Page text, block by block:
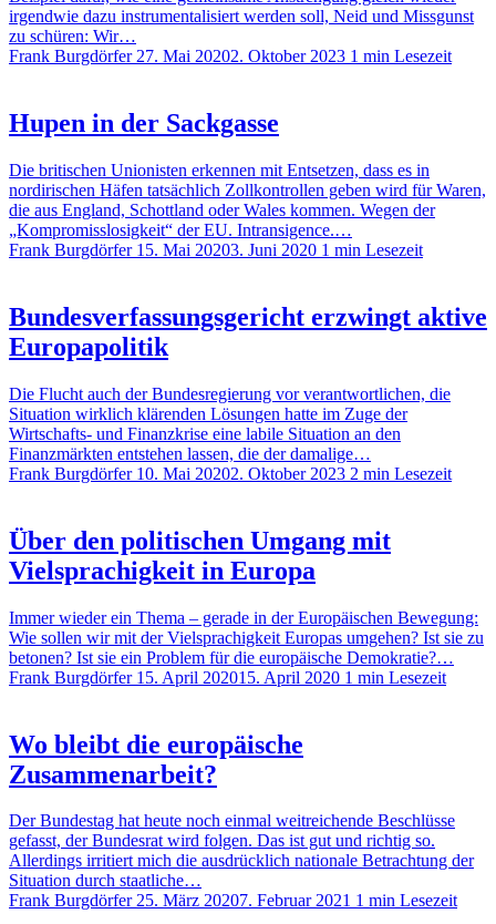
irgendwie dazu instrumentalisiert werden soll, Neid und Missgunst
zu schüren: Wir…
Frank Burgdörfer 27. Mai 20202. Oktober 2023 1 min Lesezeit
Hupen in der Sackgasse
Die britischen Unionisten erkennen mit Entsetzen, dass es in
nordirischen Häfen tatsächlich Zollkontrollen geben wird für Waren,
die aus England, Schottland oder Wales kommen. Wegen der
„Kompromisslosigkeit“ der EU. Intransigence.…
Frank Burgdörfer 15. Mai 20203. Juni 2020 1 min Lesezeit
Bundesverfassungsgericht erzwingt aktive
Europapolitik
Die Flucht auch der Bundesregierung vor verantwortlichen, die
Situation wirklich klärenden Lösungen hatte im Zuge der
Wirtschafts- und Finanzkrise eine labile Situation an den
Finanzmärkten entstehen lassen, die der damalige…
Frank Burgdörfer 10. Mai 20202. Oktober 2023 2 min Lesezeit
Über den politischen Umgang mit
Vielsprachigkeit in Europa
Immer wieder ein Thema – gerade in der Europäischen Bewegung:
Wie sollen wir mit der Vielsprachigkeit Europas umgehen? Ist sie zu
betonen? Ist sie ein Problem für die europäische Demokratie?…
Frank Burgdörfer 15. April 202015. April 2020 1 min Lesezeit
Wo bleibt die europäische
Zusammenarbeit?
Der Bundestag hat heute noch einmal weitreichende Beschlüsse
gefasst, der Bundesrat wird folgen. Das ist gut und richtig so.
Allerdings irritiert mich die ausdrücklich nationale Betrachtung der
Situation durch staatliche…
Frank Burgdörfer 25. März 20207. Februar 2021 1 min Lesezeit